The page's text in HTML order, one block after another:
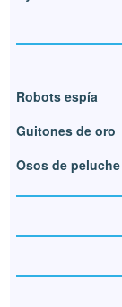
Robots espía
Guitones de oro
Osos de peluche